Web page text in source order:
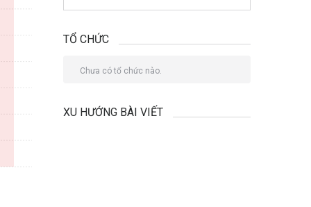
TỔ CHỨC
Chưa có tổ chức nào.
XU HƯỚNG BÀI VIẾT